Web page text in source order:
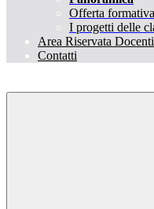
Offerta formativa
I progetti delle
Area Riservata
Contatti